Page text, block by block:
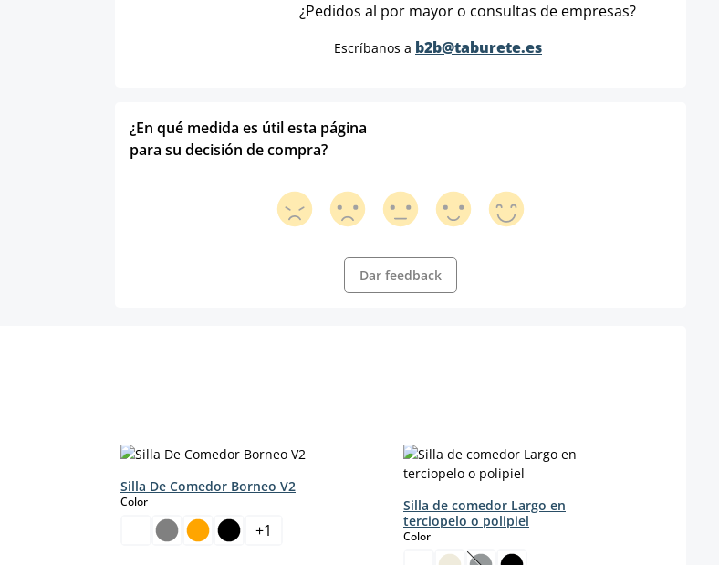
¿Pedidos al por mayor o consultas de empresas?
Escríbanos a b2b@taburete.es
¿En qué medida es útil esta página
para su decisión de compra?
Dar feedback
Silla De Comedor Borneo V2
Colorselect
+1
Silla de comedor Largo en
terciopelo o polipiel
Colorselect